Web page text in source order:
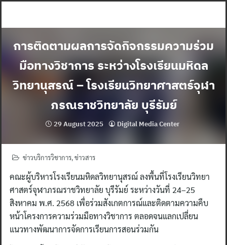
การติดตามผลการจัดกิจกรรมความร่วม
มือทางวิชาการ ระหว่างโรงเรียนมหิดล
วิทยานุสรณ์ – โรงเรียนวิทยาศาสตร์จุฬา
ภรณราชวิทยาลัย บุรีรัมย์
29 August 2025 Digital Media Center
ข่าวบริการวิชาการ,ข่าวสาร
คณะผู้บริหารโรงเรียนมหิดลวิทยานุสรณ์ ลงพื้นที่โรงเรียนวิทยา
ศาสตร์จุฬาภรณราชวิทยาลัย บุรีรัมย์ ระหว่างวันที่ 24–25
สิงหาคม พ.ศ. 2568 เพื่อร่วมสังเกตการณ์และติดตามความคืบ
หน้าโครงการความร่วมมือทางวิชาการ ตลอดจนแลกเปลี่ยน
แนวทางพัฒนาการจัดการเรียนการสอนร่วมกัน